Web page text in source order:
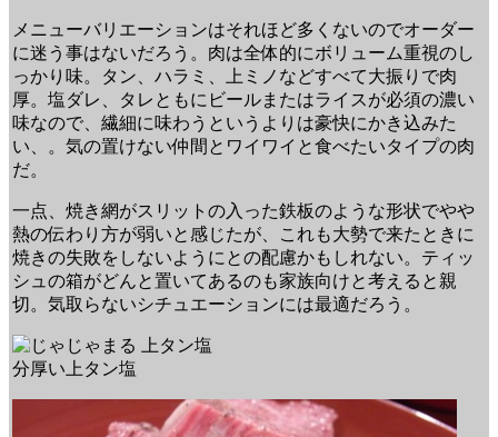
メニューバリエーションはそれほど多くないのでオーダー
に迷う事はないだろう。肉は全体的にボリューム重視のし
っかり味。タン、ハラミ、上ミノなどすべて大振りで肉
厚。塩ダレ、タレともにビールまたはライスが必須の濃い
味なので、繊細に味わうというよりは豪快にかき込みた
い、。気の置けない仲間とワイワイと食べたいタイプの肉
だ。
一点、焼き網がスリットの入った鉄板のような形状でやや
熱の伝わり方が弱いと感じたが、これも大勢で来たときに
焼きの失敗をしないようにとの配慮かもしれない。ティッ
シュの箱がどんと置いてあるのも家族向けと考えると親
切。気取らないシチュエーションには最適だろう。
分厚い上タン塩